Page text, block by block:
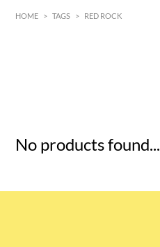
HOME > TAGS > RED ROCK
No products found...